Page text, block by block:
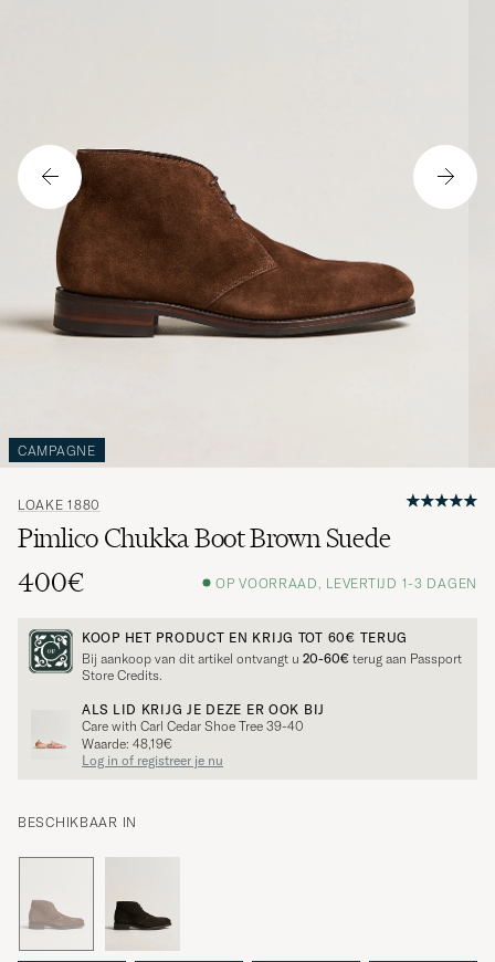
CAMPAGNE
LOAKE 1880
Pimlico Chukka Boot Brown Suede
400€
OP VOORRAAD, LEVERTIJD 1-3 DAGEN
KOOP HET PRODUCT EN KRIJG TOT 60€ TERUG
Bij aankoop van dit artikel ontvangt u 20-60€ terug aan Passport
Store Credits.
ALS LID KRIJG JE DEZE ER OOK BIJ
Care with Carl Cedar Shoe Tree 39-40
Waarde: 48,19€
Log in of registreer je nu
BESCHIKBAAR IN